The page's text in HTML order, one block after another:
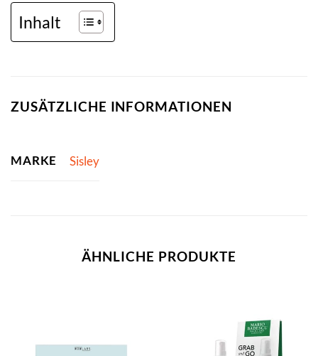
Inhalt
ZUSÄTZLICHE INFORMATIONEN
MARKE Sisley
ÄHNLICHE PRODUKTE